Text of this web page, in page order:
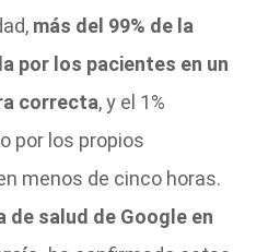
más del 99% de la
por los pacientes en un
correcta, y el 1%
por los propios
menos de cinco horas.
de salud de Google en